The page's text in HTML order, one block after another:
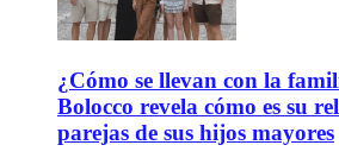
¿Cómo se llevan con la
Bolocco revela cómo es su
parejas de sus hijos mayores